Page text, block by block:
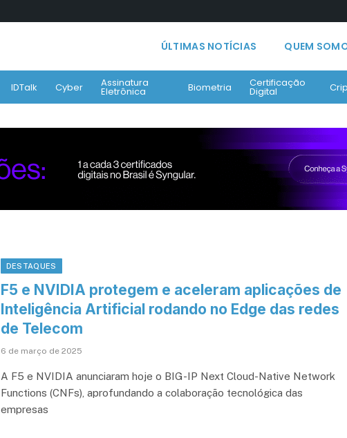
ÚLTIMAS NOTÍCIAS QUEM
IDTalk Cyber Assinatura
Eletrônica Biometria Certificação
Digital
DESTAQUES
F5 e NVIDIA protegem e aceleram aplicações de
Inteligência Artificial rodando no Edge das redes
de Telecom
6 de março de 2025
A F5 e NVIDIA anunciaram hoje o BIG-IP Next Cloud-Native Network
Functions (CNFs), aprofundando a colaboração tecnológica das
empresas